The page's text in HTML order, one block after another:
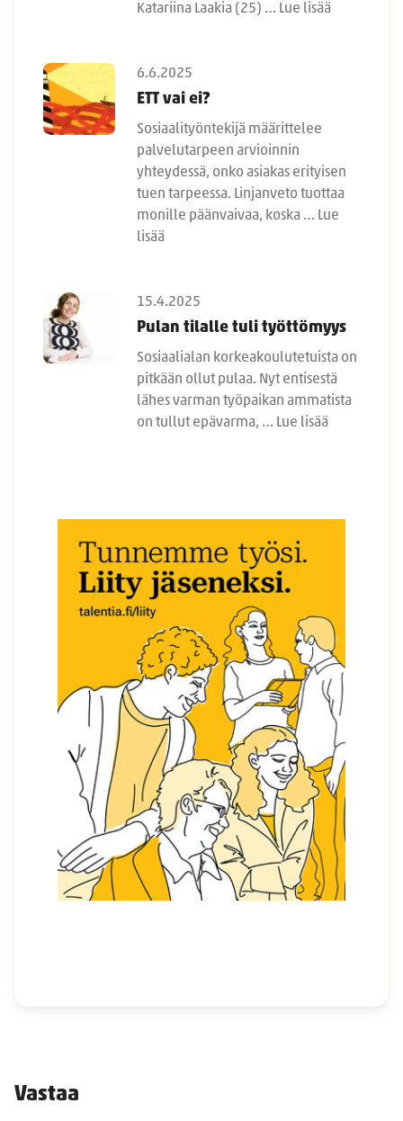
Katariina Laakia (25) … Lue lisää
6.6.2025
ETT vai ei?
Sosiaalityöntekijä määrittelee
palvelutarpeen arvioinnin
yhteydessä, onko asiakas erityisen
tuen tarpeessa. Linjanveto tuottaa
monille päänvaivaa, koska … Lue
lisää
15.4.2025
Pulan tilalle tuli työttömyys
Sosiaalialan korkeakoulutetuista on
pitkään ollut pulaa. Nyt entisestä
lähes varman työpaikan ammatista
on tullut epävarma, … Lue lisää
Vastaa